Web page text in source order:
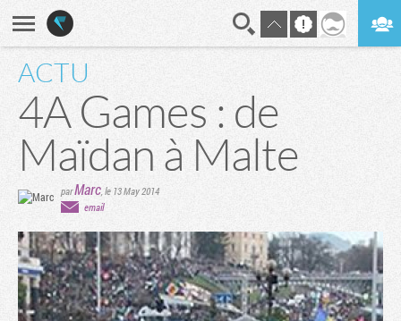
ACTU
4A Games : de
Maïdan à Malte
parMarc,le 13 May 2014
email